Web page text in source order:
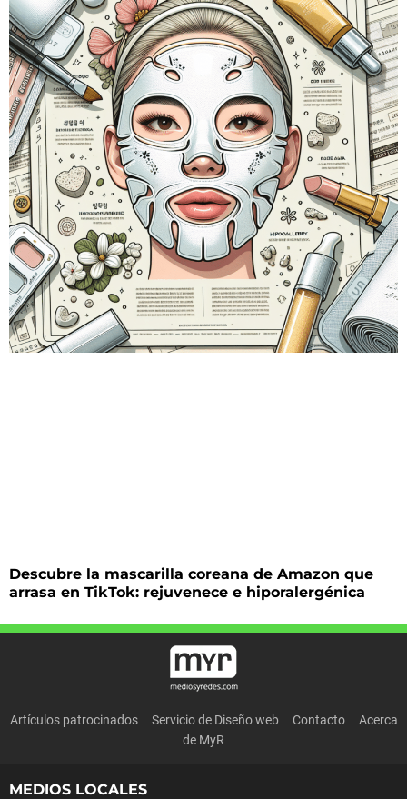
Descubre la mascarilla coreana de Amazon que
arrasa en TikTok: rejuvenece e hiporalergénica
Artículos patrocinados Servicio de Diseño web Contacto
Acerca
de MyR
MEDIOS LOCALES